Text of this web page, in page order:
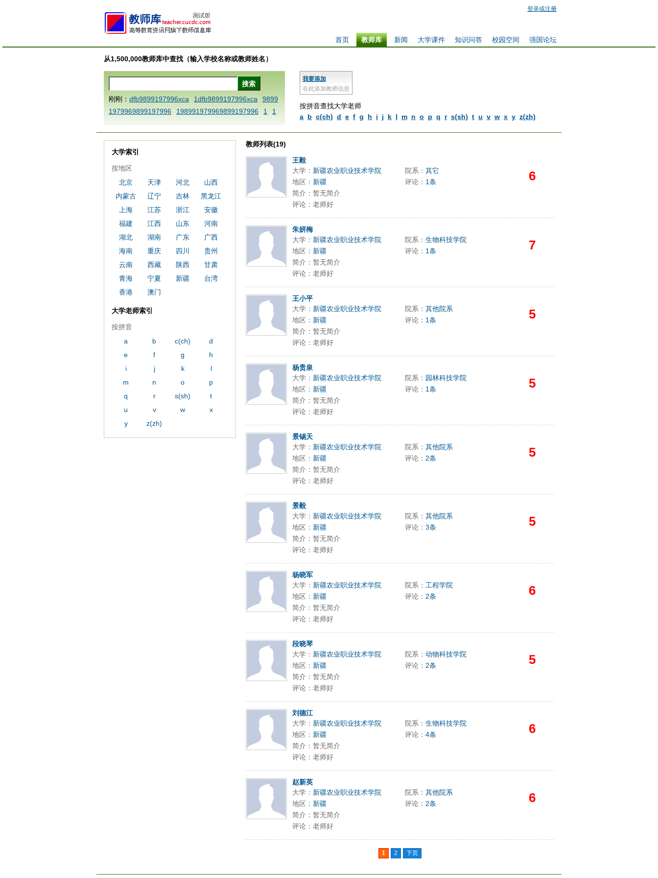
登录或注册
强国论坛
校园空间
知识问答
大学课件
新闻
教师库
首页
从1,500,000教师库中查找（输入学校名称或教师姓名）
我要添加
在此添加教师信息
按拼音查找大学老师
a b c(ch) d e f g h i j k l m n o p q r s(sh) t u v w x y z(zh)
刚刚： dfb9899197996xca 1dfb9899197996xca
9899
1979969899197996
198991979969899197996 1
1
AAABBBCCCdefine blablaenddefine dfbxyzendtemplat
1dfbmath key98991 methodmultiply operand97996x
1dfbxca12
3
1dfbzzzzzzzzbbbccccdddeeexcareplacezo
b 9899197996 xca
AAABBBCCCdefine blablaenddefin
e dfbxyzendtemplate dfbCCCBBBAAA
dfb989919
7996x
dfbabctitlexca
dfbmath key98991 methodmulti
ply operand97996xca
dfbsetx9899197996xxca
教师列表(19)
王毅
大学： 新疆农业职业技术学院 院系： 其它 6
地区： 新疆 评论： 1条
简介：暂无简介
评论：老师好
朱妍梅
大学： 新疆农业职业技术学院 院系： 生物科技学院 7
地区： 新疆 评论： 1条
简介：暂无简介
评论：老师好
王小平
大学： 新疆农业职业技术学院 院系： 其他院系 5
地区： 新疆 评论： 1条
简介：暂无简介
评论：老师好
杨贵泉
大学： 新疆农业职业技术学院 院系： 园林科技学院 5
地区： 新疆 评论： 1条
简介：暂无简介
评论：老师好
景锡天
大学： 新疆农业职业技术学院 院系： 其他院系 5
地区： 新疆 评论： 2条
简介：暂无简介
评论：老师好
景毅
大学： 新疆农业职业技术学院 院系： 其他院系 5
地区： 新疆 评论： 3条
简介：暂无简介
评论：老师好
杨晓军
大学： 新疆农业职业技术学院 院系： 工程学院 6
地区： 新疆 评论： 2条
简介：暂无简介
评论：老师好
段晓琴
大学： 新疆农业职业技术学院 院系： 动物科技学院 5
地区： 新疆 评论： 2条
简介：暂无简介
评论：老师好
刘德江
大学： 新疆农业职业技术学院 院系： 生物科技学院 6
地区： 新疆 评论： 4条
简介：暂无简介
评论：老师好
赵新英
大学： 新疆农业职业技术学院 院系： 其他院系 6
地区： 新疆 评论： 2条
简介：暂无简介
评论：老师好
1 2 下页
大学索引
按地区
北京
天津 河北
山西
内蒙古
辽宁 吉林
黑龙江
上海
江苏 浙江
安徽
福建
江西 山东
河南
湖北
湖南 广东
广西
海南
重庆 四川
贵州
云南
西藏 陕西
甘肃
青海
宁夏 新疆
台湾
香港
澳门
大学老师索引
按拼音
a
b c(ch)
d
e
f g
h
i
j k
l
m
n o
p
q
r s(sh)
t
u
v w
x
y
z(zh)